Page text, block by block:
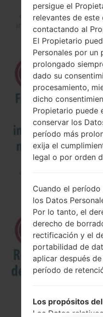
¿Cómo instalar
inteligente de LG
¿Cómo instalar
persigue el
relevantes de
contactando al
El Propietario
Personales por un
prolongado
dado su
procesamiento,
dicho
Propietario puede
conservar los
período más
exija el
legal o por orden
Cuando el
los Datos
Por lo tanto, el
derecho de
rectificación y el
portabilidad de
aplicar después
período de
Los propósitos
Los Datos